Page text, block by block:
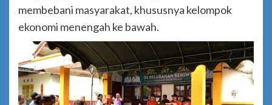
membebani masyarakat, khususnya kelompok
ekonomi menengah ke bawah.